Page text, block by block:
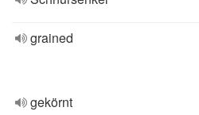
grained
gekörnt